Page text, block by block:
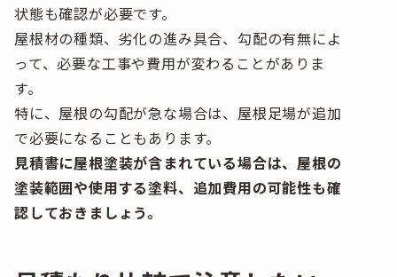
状態も確認が必要です。
屋根材の種類、劣化の進み具合、勾配の有無によ
って、必要な工事や費用が変わることがありま
す。
特に、屋根の勾配が急な場合は、屋根足場が追加
で必要になることもあります。
見積書に屋根塗装が含まれている場合は、屋根の
塗装範囲や使用する塗料、追加費用の可能性も確
認しておきましょう。